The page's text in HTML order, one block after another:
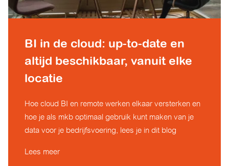
BI in de cloud: up-to-date en
altijd beschikbaar, vanuit elke
locatie
Hoe cloud BI en remote werken elkaar versterken en
hoe je als mkb optimaal gebruik kunt maken van je
data voor je bedrijfsvoering, lees je in dit blog
Lees meer